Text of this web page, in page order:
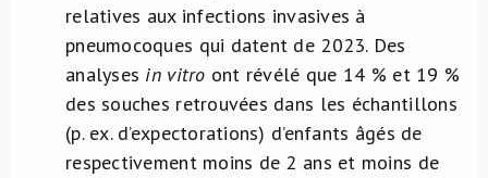
relatives aux infections invasives à
pneumocoques qui datent de 2023. Des
analyses in vitro ont révélé que 14 % et 19 %
des souches retrouvées dans les échantillons
(p. ex. d’expectorations) d’enfants âgés de
respectivement moins de 2 ans et moins de